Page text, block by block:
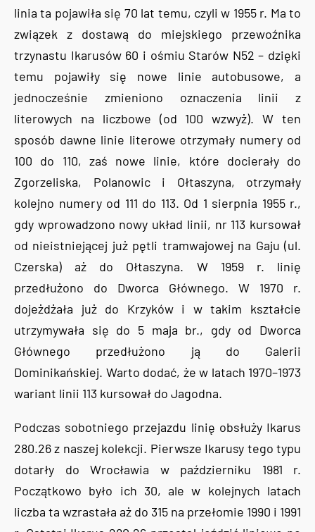
linia ta pojawiła się 70 lat temu, czyli w 1955 r. Ma to
związek z dostawą do miejskiego przewoźnika
trzynastu Ikarusów 60 i ośmiu Starów N52 – dzięki
temu pojawiły się nowe linie autobusowe, a
jednocześnie zmieniono oznaczenia linii z
literowych na liczbowe (od 100 wzwyż). W ten
sposób dawne linie literowe otrzymały numery od
100 do 110, zaś nowe linie, które docierały do
Zgorzeliska, Polanowic i Ołtaszyna, otrzymały
kolejno numery od 111 do 113. Od 1 sierpnia 1955 r.,
gdy wprowadzono nowy układ linii, nr 113 kursował
od nieistniejącej już pętli tramwajowej na Gaju (ul.
Czerska) aż do Ołtaszyna. W 1959 r. linię
przedłużono do Dworca Głównego. W 1970 r.
dojeżdżała już do Krzyków i w takim kształcie
utrzymywała się do 5 maja br., gdy od Dworca
Głównego przedłużono ją do Galerii
Dominikańskiej. Warto dodać, że w latach 1970–1973
wariant linii 113 kursował do Jagodna.
Podczas sobotniego przejazdu linię obsłuży Ikarus
280.26 z naszej kolekcji. Pierwsze Ikarusy tego typu
dotarły do Wrocławia w październiku 1981 r.
Początkowo było ich 30, ale w kolejnych latach
liczba ta wzrastała aż do 315 na przełomie 1990 i 1991